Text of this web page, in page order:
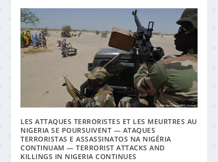
LES ATTAQUES TERRORISTES ET LES MEURTRES AU
NIGERIA SE POURSUIVENT — ATAQUES
TERRORISTAS E ASSASSINATOS NA NIGÉRIA
CONTINUAM — TERRORIST ATTACKS AND
KILLINGS IN NIGERIA CONTINUES